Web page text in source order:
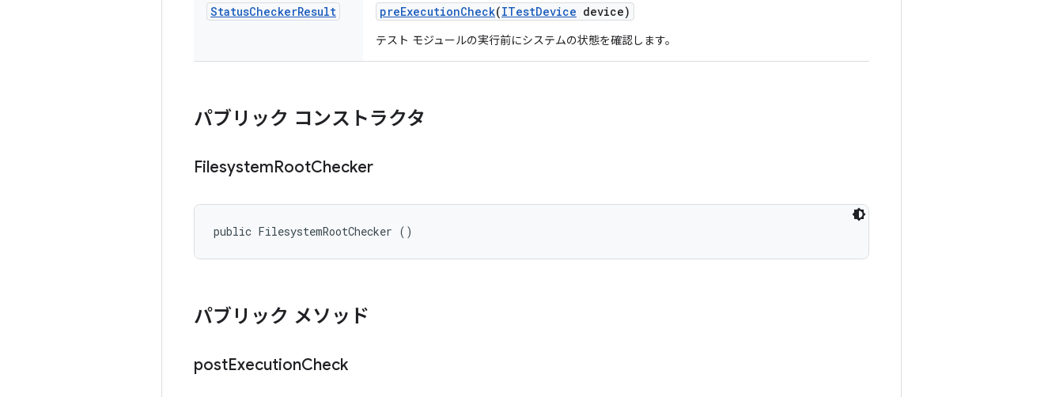
StatusCheckerResult preExecutionCheck(ITestDevice device)
テスト モジュールの実行前にシステムの状態を確認します。
パブリック コンストラクタ
FilesystemRootChecker
public FilesystemRootChecker ()
パブリック メソッド
postExecutionCheck